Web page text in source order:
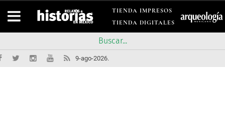
TIENDA IMPRESOS
TIENDA DIGITALES
9-ago-2026.